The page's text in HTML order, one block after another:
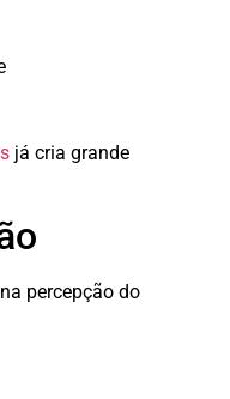
já cria grande
percepção do